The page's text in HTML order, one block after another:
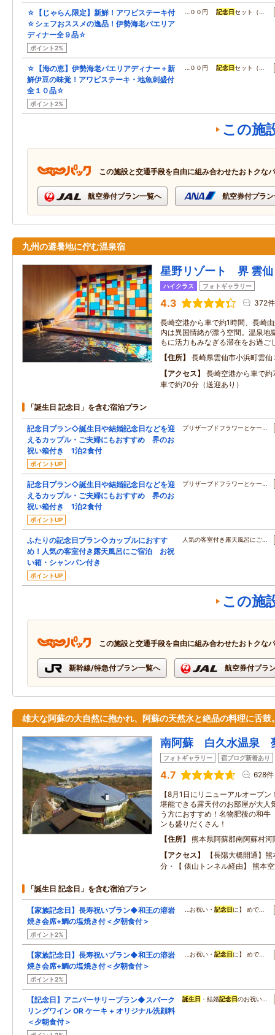
☆【じゃらん限定】新鮮！アワビステーキ付
☆シェフおススメの逸品！伊勢海老パエリア
ディナー全９品☆
ポイント2%
…００円記念日セット（…
☆【海の恵】伊勢海老パエリアディナー＋新
鮮伊豆の味覚！アワビステーキ・地魚刺盛付
全１０品☆
ポイント2%
…００円記念日セット（…
この施
この施設と交通手段を自由に組み合わせたおトクな
航空券付プラン一覧へ 航空券付プラ
九州の避暑地に佇む温泉宿
星野リゾート 界 雲仙
ハイクラス フォトギャラリー
4.3 372件
長崎空港から車で約1時間、長崎
内は異国情緒が漂う空間。温泉地
もに活力もみなぎる滞在をお過ご
住所
長崎県雲仙市小浜町雲仙
アクセス
長崎空港から車で
車で約70分（送迎あり）
「誕生日 記念日」を含む宿泊プラン
記念日プラン◇誕生日や結婚記念日などを迎
えるカップル・ご夫婦にもおすすめ 界のお
祝い箱付き 1泊2食付
ポイントUP
プリザーブドフラワーとケー…
記念日プラン◇誕生日や結婚記念日などを迎
えるカップル・ご夫婦にもおすすめ 界のお
祝い箱付き 1泊2食付
ポイントUP
プリザーブドフラワーとケー…
ふたりの記念日プラン◇カップルにおすす
め！人気の客室付き露天風呂にご宿泊 お祝
い箱・シャンパン付き
ポイントUP
人気の客室付き露天風呂にご…
この施
この施設と交通手段を自由に組み合わせたおトクな
新幹線/特急付プラン一覧へ 航空券付プラ
雄大な阿蘇の大自然に抱かれ、阿蘇の天然水と絶品の料理に舌鼓
南阿蘇 白久水温泉
フォトギャラリー 宿ブログ新着あり
4.7 628件
【8月1日にリニューアルオープ
堪能できる露天付のお部屋が大人
う方におすすめ！名物肥後の和牛
ンも盛りだくさん！
住所
熊本県阿蘇郡南阿蘇村
アクセス
【長陽大橋開通】
分・【 俵山トンネル経由】 熊本
「誕生日 記念日」を含む宿泊プラン
【家族記念日】長寿祝いプラン◆和王の溶岩
焼き会席+鯛の塩焼き付＜夕朝食付＞
ポイント2%
…お祝い・記念日 に】 めで…
【家族記念日】長寿祝いプラン◆和王の溶岩
焼き会席+鯛の塩焼き付＜夕朝食付＞
ポイント2%
…お祝い・記念日 に】 めで…
【記念日】アニバーサリープラン◆スパーク
リングワイン OR ケーキ + オリジナル洗顔料
＜夕朝食付＞
誕生日 ・結婚記念日のお祝い…